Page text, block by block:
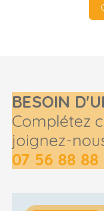
BESOIN
Complétez
joignez-
07 56 88 88